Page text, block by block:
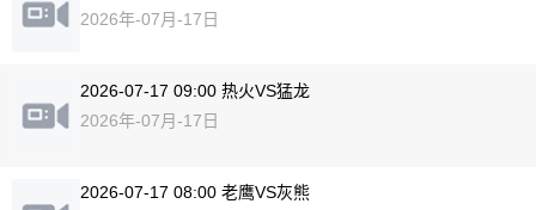
2026年-07月-17日
2026-07-17 09:00 热火VS猛龙
2026年-07月-17日
2026-07-17 08:00 老鹰VS灰熊